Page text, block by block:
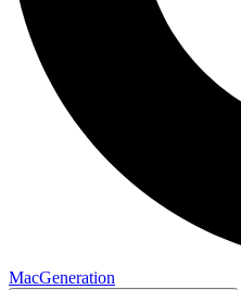
MacGeneration